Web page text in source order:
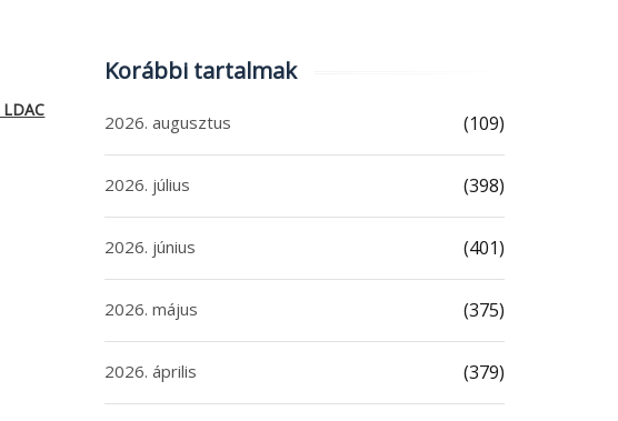
LDAC
Korábbi tartalmak
2026. augusztus (109)
2026. július (398)
2026. június (401)
2026. május (375)
2026. április (379)